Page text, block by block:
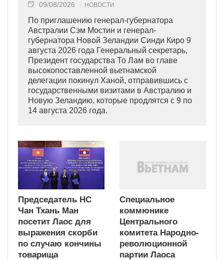
09/08/2026 НОВОСТИ
По приглашению генерал-губернатора
Австралии Сэм Мостин и генерал-
губернатора Новой Зеландии Синди Киро 9
августа 2026 года Генеральный секретарь,
Президент государства То Лам во главе
высокопоставленной вьетнамской
делегации покинул Ханой, отправившись с
государственными визитами в Австралию и
Новую Зеландию, которые продлятся с 9 по
14 августа 2026 года.
Председатель НС
Чан Тхань Ман
посетит Лаос для
выражения скорби
по случаю кончины
товарища
Специальное
коммюнике
Центрального
комитета Народно-
революционной
партии Лаоса